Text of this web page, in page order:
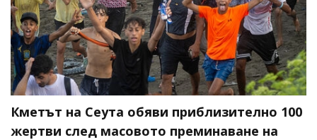
Кметът на Сеута обяви приблизително 100
жертви след масовото преминаване на